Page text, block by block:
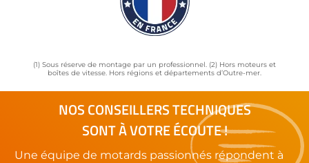
(1) Sous réserve de montage par un professionnel. (2) Hors moteurs et
boîtes de vitesse. Hors régions et départements d’Outre-mer.
NOS CONSEILLERS TECHNIQUES
SONT À VOTRE ÉCOUTE !
Une équipe de motards passionnés répondent à